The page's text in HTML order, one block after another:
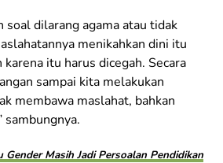
soal dilarang agama atau tidak
menikahkan dini itu
itu harus dicegah. Secara
sampai kita melakukan
membawa maslahat, bahkan
sambungnya.
Gender Masih Jadi Persoalan Pendidikan